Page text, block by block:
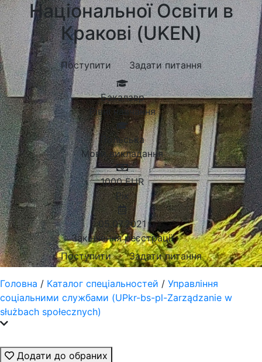
Національної Освіти в
Кракові (UKEN)
Поступити Задати питання
Бакалавр
Рівні навчання
Польська
Мови викладання
1000 EUR
Рік
05.07.2021
Закінчення реєстрації
Поступити
Задати питання
Головна / Каталог спеціальностей / Управління
соціальними службами (UPkr-bs-pl-Zarządzanie w
służbach społecznych)
Додати до обраних